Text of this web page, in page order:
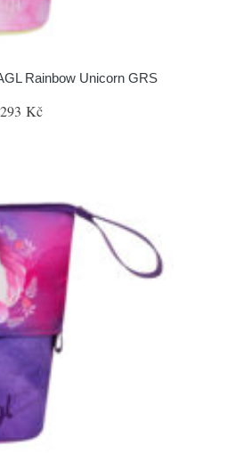
Rainbow Unicorn GRS
293 Kč